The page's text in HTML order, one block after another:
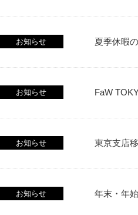
お知らせ 夏季休暇
お知らせ FaW
お知らせ 東京支店
お知らせ 年末・年